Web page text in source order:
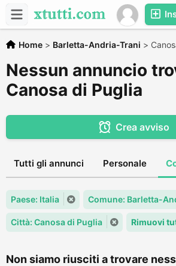
Home > Barletta-Andria-Trani >
Nessun annuncio
Canosa di Puglia
Crea avviso
Tutti gli annunci Personale
Paese: Italia Comune: Barletta-
Città: Canosa di Puglia Rimuovi
Non siamo riusciti a trovare